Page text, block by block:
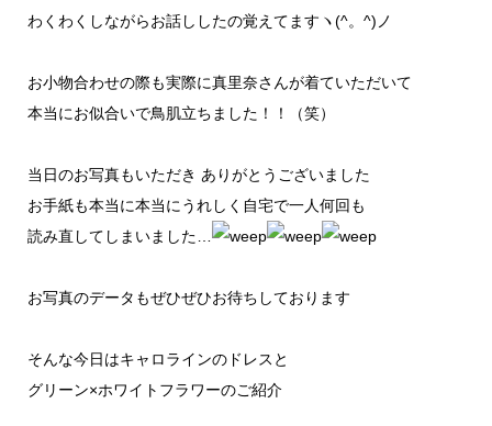
わくわくしながらお話ししたの覚えてますヽ(^。^)ノ
お小物合わせの際も実際に真里奈さんが着ていただいて
本当にお似合いで鳥肌立ちました！！（笑）
当日のお写真もいただき ありがとうございました
お手紙も本当に本当にうれしく自宅で一人何回も
読み直してしまいました…
お写真のデータもぜひぜひお待ちしております
そんな今日はキャロラインのドレスと
グリーン×ホワイトフラワーのご紹介